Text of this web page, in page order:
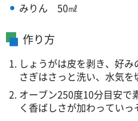
みりん
50㎖
作り方
しょうがは皮を剥き、好
さぎはさっと洗い、水気を
オーブン250度10分目安で
く香ばしさが加わっていっ